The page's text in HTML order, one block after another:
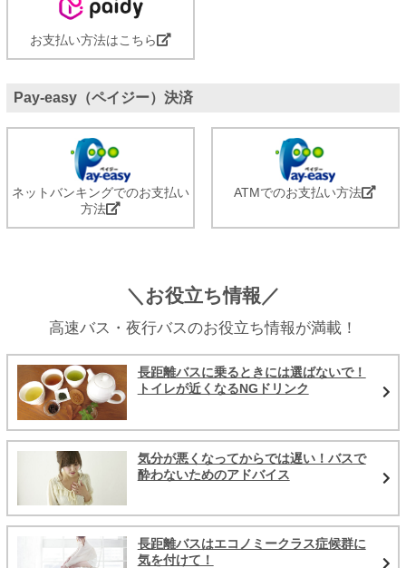
お支払い方法はこちら
Pay-easy（ペイジー）決済
ネットバンキングでのお支払い
方法
ATMでのお支払い方法
＼お役立ち情報／
高速バス・夜行バスのお役立ち情報が満載！
長距離バスに乗るときには選ばないで！
トイレが近くなるNGドリンク
気分が悪くなってからでは遅い！バスで
酔わないためのアドバイス
長距離バスはエコノミークラス症候群に
気を付けて！